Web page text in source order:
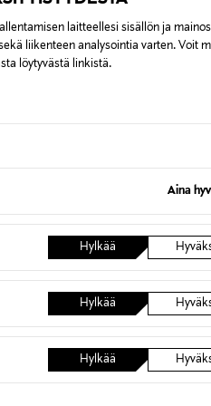
laitteellesi sisällön ja
liikenteen analysointia varten. Voit
löytyvästä linkistä.
Aina
Hylkää
Hylkää
Hylkää
Yard
Original
39,99 €